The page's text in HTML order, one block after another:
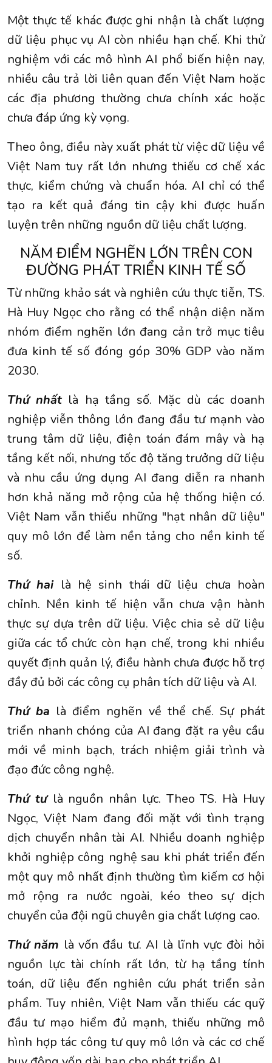
Một thực tế khác được ghi nhận là chất lượng
dữ liệu phục vụ AI còn nhiều hạn chế. Khi thử
nghiệm với các mô hình AI phổ biến hiện nay,
nhiều câu trả lời liên quan đến Việt Nam hoặc
các địa phương thường chưa chính xác hoặc
chưa đáp ứng kỳ vọng.
Theo ông, điều này xuất phát từ việc dữ liệu về
Việt Nam tuy rất lớn nhưng thiếu cơ chế xác
thực, kiểm chứng và chuẩn hóa. AI chỉ có thể
tạo ra kết quả đáng tin cậy khi được huấn
luyện trên những nguồn dữ liệu chất lượng.
NĂM ĐIỂM NGHẼN LỚN TRÊN CON
ĐƯỜNG PHÁT TRIỂN KINH TẾ SỐ
Từ những khảo sát và nghiên cứu thực tiễn, TS.
Hà Huy Ngọc cho rằng có thể nhận diện năm
nhóm điểm nghẽn lớn đang cản trở mục tiêu
đưa kinh tế số đóng góp 30% GDP vào năm
2030.
Thứ nhấtlà hạ tầng số. Mặc dù các doanh
nghiệp viễn thông lớn đang đầu tư mạnh vào
trung tâm dữ liệu, điện toán đám mây và hạ
tầng kết nối, nhưng tốc độ tăng trưởng dữ liệu
và nhu cầu ứng dụng AI đang diễn ra nhanh
hơn khả năng mở rộng của hệ thống hiện có.
Việt Nam vẫn thiếu những "hạt nhân dữ liệu"
quy mô lớn để làm nền tảng cho nền kinh tế
số.
Thứ hai là hệ sinh thái dữ liệu chưa hoàn
chỉnh. Nền kinh tế hiện vẫn chưa vận hành
thực sự dựa trên dữ liệu. Việc chia sẻ dữ liệu
giữa các tổ chức còn hạn chế, trong khi nhiều
quyết định quản lý, điều hành chưa được hỗ trợ
đầy đủ bởi các công cụ phân tích dữ liệu và AI.
Thứ ba là điểm nghẽn về thể chế. Sự phát
triển nhanh chóng của AI đang đặt ra yêu cầu
mới về minh bạch, trách nhiệm giải trình và
đạo đức công nghệ.
Thứ tưlà nguồn nhân lực. Theo TS. Hà Huy
Ngọc, Việt Nam đang đối mặt với tình trạng
dịch chuyển nhân tài AI. Nhiều doanh nghiệp
khởi nghiệp công nghệ sau khi phát triển đến
một quy mô nhất định thường tìm kiếm cơ hội
mở rộng ra nước ngoài, kéo theo sự dịch
chuyển của đội ngũ chuyên gia chất lượng cao.
Thứ năm là vốn đầu tư. AI là lĩnh vực đòi hỏi
nguồn lực tài chính rất lớn, từ hạ tầng tính
toán, dữ liệu đến nghiên cứu phát triển sản
phẩm. Tuy nhiên, Việt Nam vẫn thiếu các quỹ
đầu tư mạo hiểm đủ mạnh, thiếu những mô
hình hợp tác công tư quy mô lớn và các cơ chế